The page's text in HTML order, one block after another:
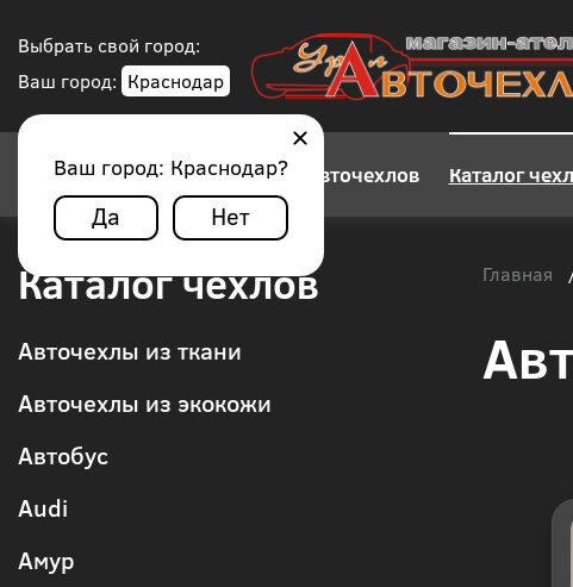
Выбрать свой город:
Ваш город: Краснодар
Ваш город: Краснодар?
Да Нет
Конструктор авточехлов Каталог
Каталог чехлов
Авточехлы из ткани
Авточехлы из экокожи
Автобус
Audi
Амур
Главная